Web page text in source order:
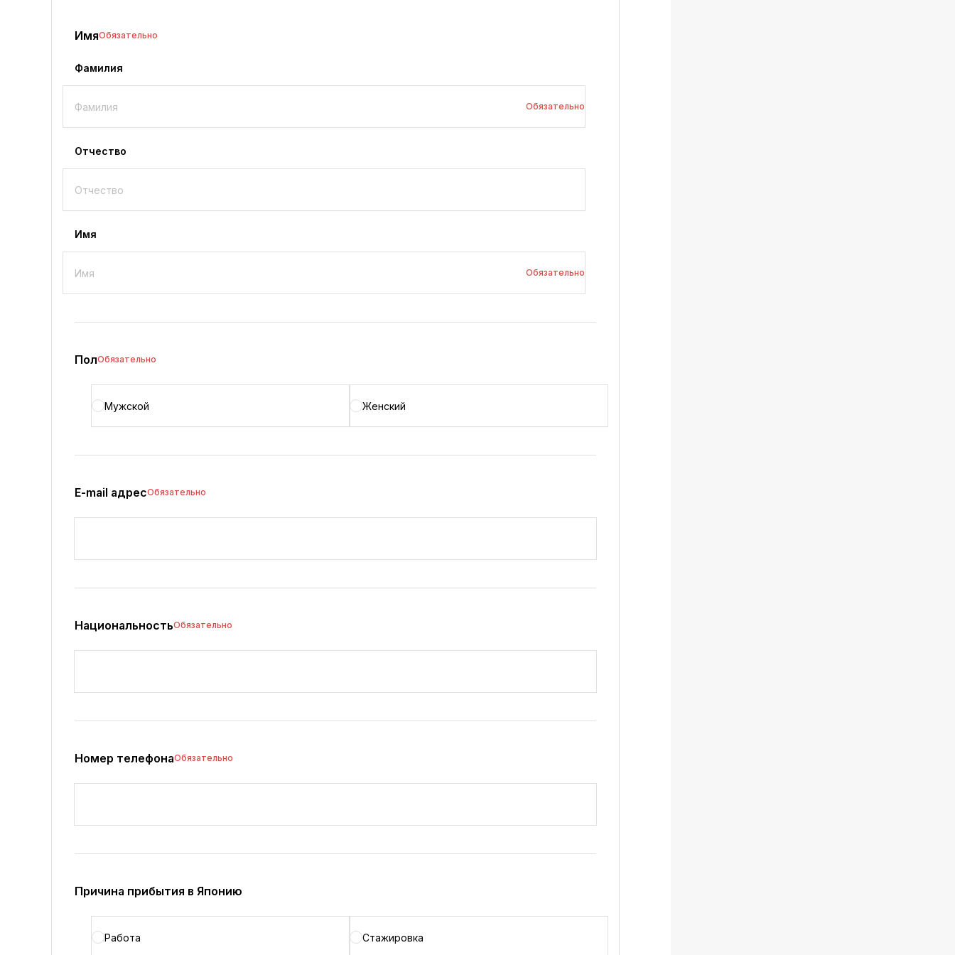
ИмяОбязательно
Фамилия
Обязательно
Отчество
Имя
Обязательно
ПолОбязательно
Мужской Женский
E-mail адресОбязательно
НациональностьОбязательно
Номер телефонаОбязательно
Причина прибытия в Японию
Работа Стажировка